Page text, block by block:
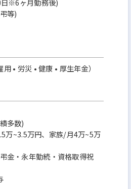
等)
• 労災 • 健康 • 厚生年金）
多数)
万~3.5万円、家族/月4万~5万
金・永年勤続・資格取得祝